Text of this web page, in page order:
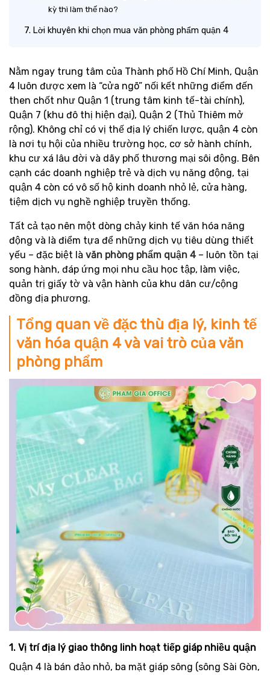
kỳ thì làm thế nào?
Lời khuyên khi chọn mua văn phòng phẩm quận 4
Nằm ngay trung tâm của Thành phố Hồ Chí Minh, Quận
4 luôn được xem là “cửa ngõ” nối kết những điểm đến
then chốt như Quận 1 (trung tâm kinh tế-tài chính),
Quận 7 (khu đô thị hiện đại), Quận 2 (Thủ Thiêm mở
rộng). Không chỉ có vị thế địa lý chiến lược, quận 4 còn
là nơi tụ hội của nhiều trường học, cơ sở hành chính,
khu cư xá lâu đời và dãy phố thương mại sôi động. Bên
cạnh các doanh nghiệp trẻ và dịch vụ năng động, tại
quận 4 còn có vô số hộ kinh doanh nhỏ lẻ, cửa hàng,
tiệm dịch vụ nghề nghiệp truyền thống.
Tất cả tạo nên một dòng chảy kinh tế văn hóa năng
động và là điểm tựa để những dịch vụ tiêu dùng thiết
yếu – đặc biệt là văn phòng phẩm quận 4– luôn tồn tại
song hành, đáp ứng mọi nhu cầu học tập, làm việc,
quản trị giấy tờ và vận hành của khu dân cư/cộng
đồng địa phương.
Tổng quan về đặc thù địa lý, kinh tế
văn hóa quận 4 và vai trò của văn
phòng phẩm
1. Vị trí địa lý giao thông linh hoạt tiếp giáp nhiều quận
Quận 4 là bán đảo nhỏ, ba mặt giáp sông (sông Sài Gòn,